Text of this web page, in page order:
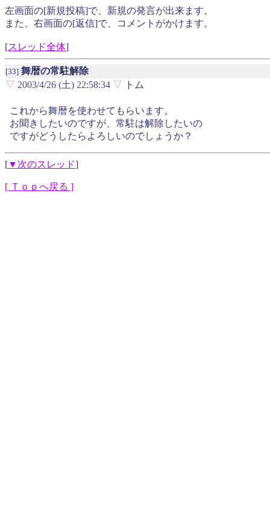
左画面の[新規投稿]で、新規の発言が出来ます。
また、右画面の[返信]で、コメントがかけます。
[スレッド全体]
[33] 舞暦の常駐解除
▽ 2003/4/26 (土) 22:58:34 ▽ トム
これから舞暦を使わせてもらいます。
お聞きしたいのですが、常駐は解除したいの
ですがどうしたらよろしいのでしょうか？
[▼次のスレッド]
[ Ｔｏｐへ戻る ]